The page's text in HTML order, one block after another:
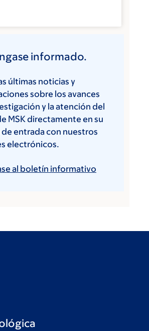
informado.
últimas noticias y
sobre los avances
y la atención del
MSK directamente en su
entrada con nuestros
electrónicos.
al boletín informativo